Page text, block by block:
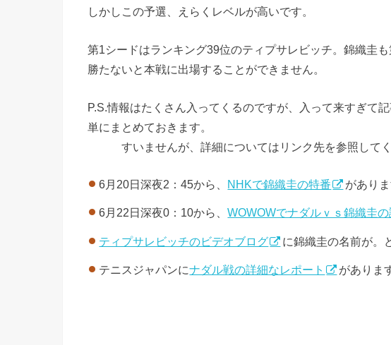
しかしこの予選、えらくレベルが高いです。
第1シードはランキング39位のティプサレビッチ。錦織圭
勝たないと本戦に出場することができません。
P.S.情報はたくさん入ってくるのですが、入って来すぎて
単にまとめておきます。
すいませんが、詳細についてはリンク先を参照してく
6月20日深夜2：45から、 NHKで錦織圭の特番 がありま
6月22日深夜0：10から、WOWOWでナダルｖｓ錦織圭
ティプサレビッチのビデオブログ に錦織圭の名前が。
テニスジャパンにナダル戦の詳細なレポート がありま